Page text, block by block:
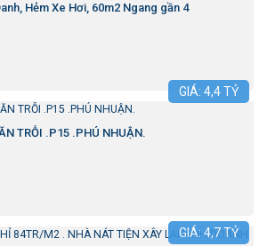
Hẻm Xe Hơi, 60m2 Ngang gần 4
GIÁ: 4,4TỶ
TRỖI .P15 .PHÚ NHUẬN.
GIÁ:4,7TỶ